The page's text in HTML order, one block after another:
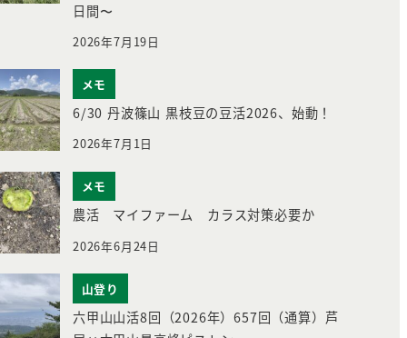
日間〜
2026年7月19日
メモ
6/30 丹波篠山 黒枝豆の豆活2026、始動！
2026年7月1日
メモ
農活 マイファーム カラス対策必要か
2026年6月24日
山登り
六甲山山活8回（2026年）657回（通算）芦